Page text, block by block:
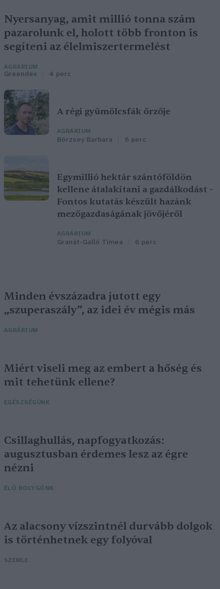
Nyersanyag, amit millió tonna szám
pazarolunk el, holott több fronton is
segíteni az élelmiszertermelést
AGRÁRIUM
Greendex 4 perc
A régi gyümölcsfák őrzője
AGRÁRIUM
Börzsey Barbara 6 perc
Egymillió hektár szántóföldön
kellene átalakítani a gazdálkodást –
Fontos kutatás készült hazánk
mezőgazdaságának jövőjéről
AGRÁRIUM
Granát-Galló Tímea 6 perc
Minden évszázadra jutott egy
„szuperaszály”, az idei év mégis más
AGRÁRIUM
Miért viseli meg az embert a hőség és
mit tehetünk ellene?
EGÉSZSÉGÜNK
Csillaghullás, napfogyatkozás:
augusztusban érdemes lesz az égre
nézni
ÉLŐ BOLYGÓNK
Az alacsony vízszintnél durvább dolgok
is történhetnek egy folyóval
SZEMLE